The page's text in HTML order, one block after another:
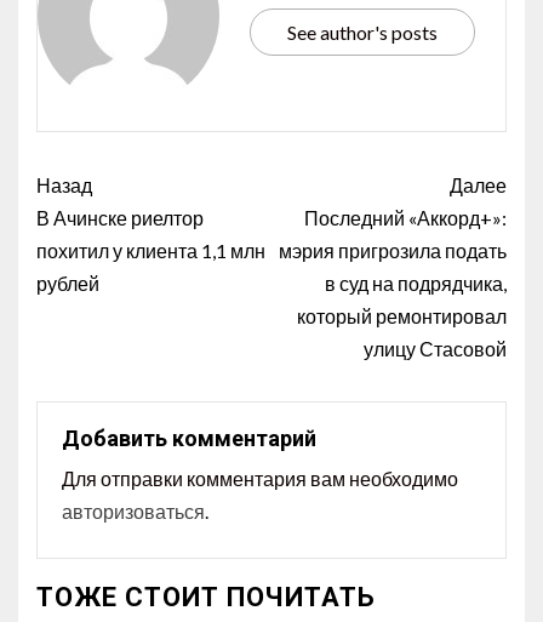
See author's posts
Назад
В Ачинске риелтор
похитил у клиента 1,1 млн
рублей
Далее
Последний «Аккорд+»:
мэрия пригрозила подать
в суд на подрядчика,
который ремонтировал
улицу Стасовой
Добавить комментарий
Для отправки комментария вам необходимо
авторизоваться.
ТОЖЕ СТОИТ ПОЧИТАТЬ